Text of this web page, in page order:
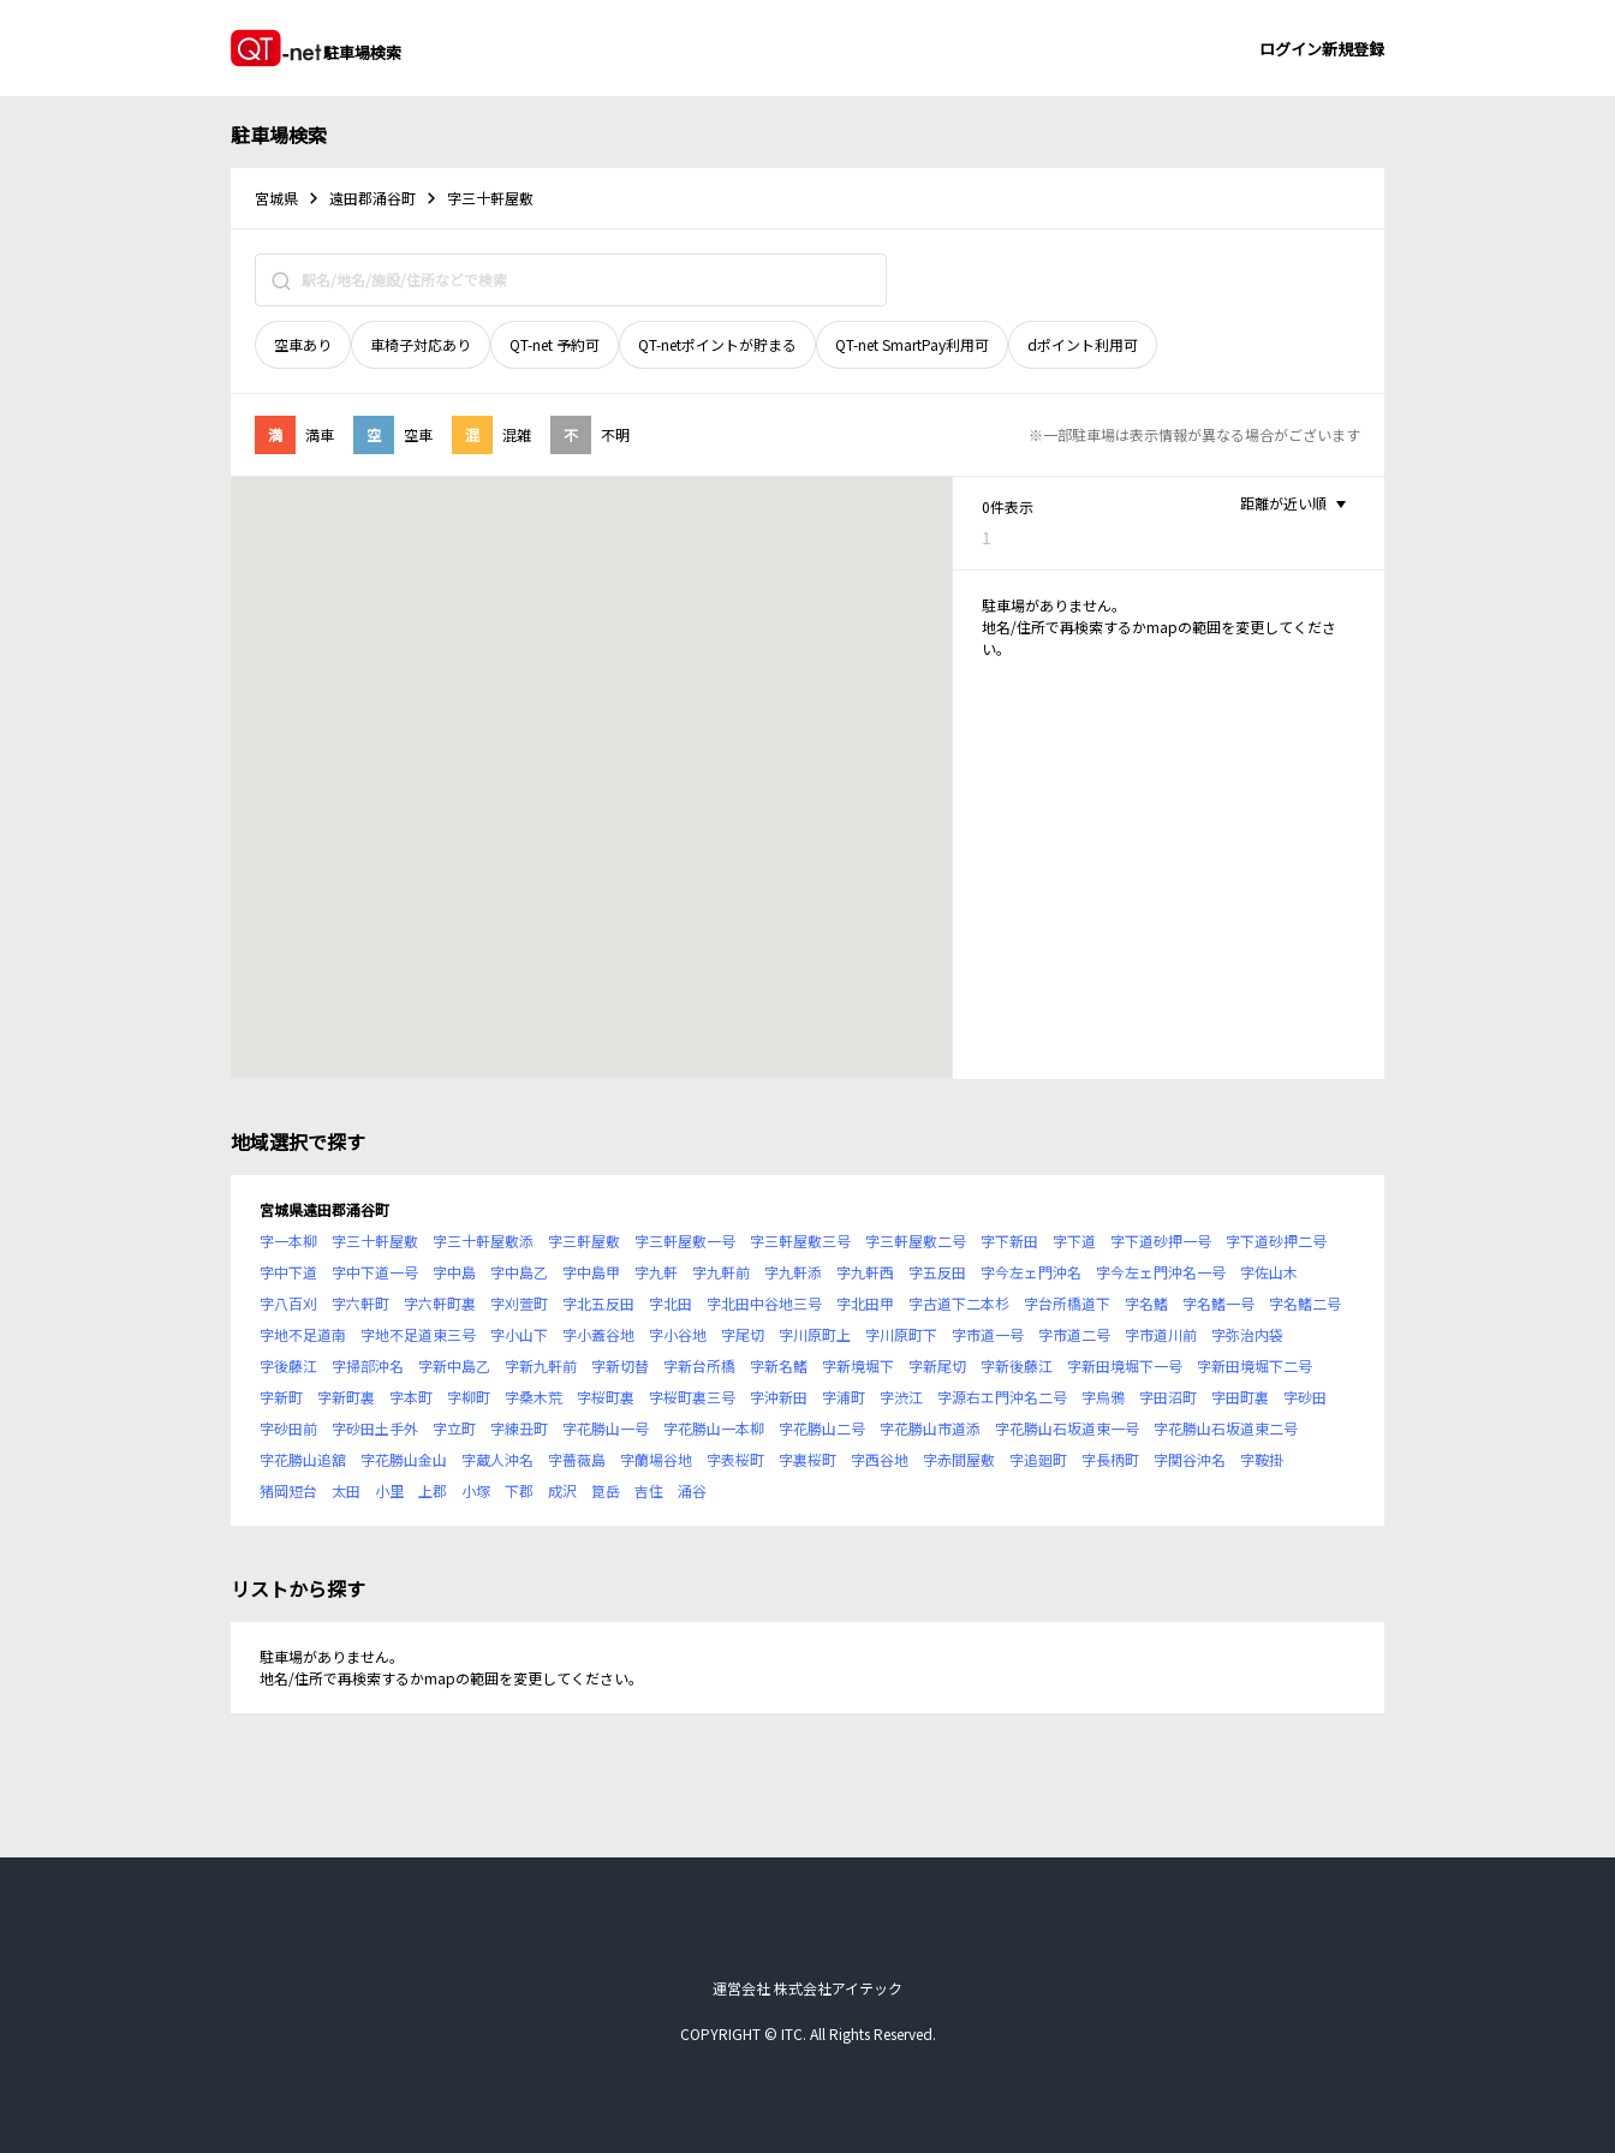
駐車場検索 ログイン新規登録
駐車場検索
宮城県 遠田郡涌谷町 字三十軒屋敷
空車あり 車椅子対応あり QT-net 予約可 QT-netポイントが貯まる QT-net SmartPay利用可 dポイント利用可
満 満車 空 空車 混 混雑 不 不明 ※一部駐車場は表示情報が異なる場合がございます
0件表示
1
距離が近い順
駐車場がありません。
地名/住所で再検索するかmapの範囲を変更してくださ
い。
地域選択で探す
宮城県遠田郡涌谷町
字一本柳
字三十軒屋敷 字三十軒屋敷添 字三軒屋敷 字三軒屋敷一号 字三軒屋敷三号 字三軒屋敷二号 字下新田 字下道 字下道砂押一号
字下道砂押二号
字中下道
字中下道一号 字中島 字中島乙 字中島甲 字九軒 字九軒前 字九軒添 字九軒西 字五反田 字今左ェ門沖名 字今左ェ門沖名一号
字佐山木
字八百刈
字六軒町 字六軒町裏 字刈萱町 字北五反田 字北田 字北田中谷地三号 字北田甲 字古道下二本杉 字台所橋道下 字名鰭 字名鰭一号
字名鰭二号
字地不足道南
字地不足道東三号 字小山下 字小蓋谷地 字小谷地 字尾切 字川原町上 字川原町下 字市道一号 字市道二号 字市道川前
字弥治内袋
字後藤江
字掃部沖名 字新中島乙 字新九軒前 字新切替 字新台所橋 字新名鰭 字新境堀下 字新尾切 字新後藤江 字新田境堀下一号
字新田境堀下二号
字新町
字新町裏 字本町 字柳町 字桑木荒 字桜町裏 字桜町裏三号 字沖新田 字浦町 字渋江 字源右エ門沖名二号 字烏鴉 字田沼町 字田町裏
字砂田
字砂田前
字砂田土手外 字立町 字練丑町 字花勝山一号 字花勝山一本柳 字花勝山二号 字花勝山市道添 字花勝山石坂道東一号
字花勝山石坂道東二号
字花勝山追舘
字花勝山金山 字蔵人沖名 字薔薇島 字蘭場谷地 字表桜町 字裏桜町 字西谷地 字赤間屋敷 字追廻町 字長柄町 字関谷沖名
字鞍掛
猪岡短台
太田 小里 上郡 小塚 下郡 成沢 箟岳 吉住 涌谷
リストから探す
駐車場がありません。
地名/住所で再検索するかmapの範囲を変更してください。
運営会社 株式会社アイテック
COPYRIGHT © ITC. All Rights Reserved.